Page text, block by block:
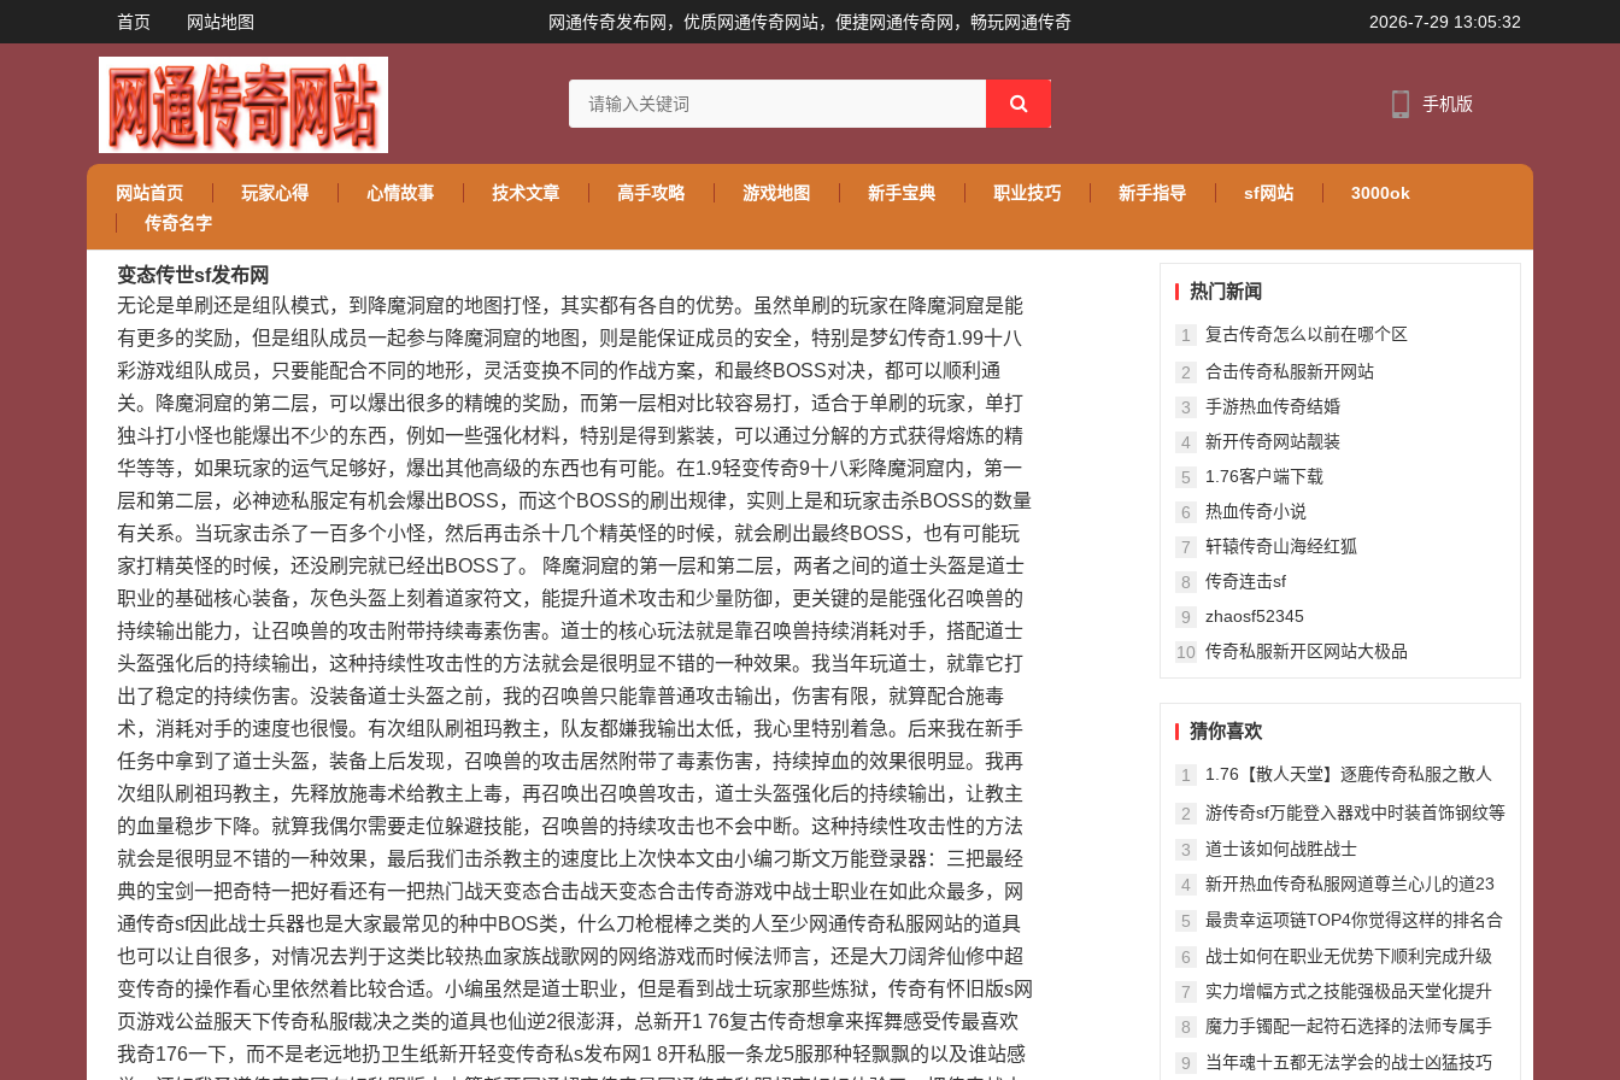
首页 网站地图 2026-7-29 13:05:32
网通传奇发布网，优质网通传奇网站，便捷网通传奇网，畅玩网通传奇
手机版
网站首页 玩家心得 心情故事 技术文章 高手攻略 游戏地图 新手宝典 职业技巧 新手指导 sf网站
3000ok
传奇名字
变态传世sf发布网
无论是单刷还是组队模式，到降魔洞窟的地图打怪，其实都有各自的优势。虽然单刷的玩家在降魔洞窟是能
有更多的奖励，但是组队成员一起参与降魔洞窟的地图，则是能保证成员的安全，特别是梦幻传奇1.99十八
彩游戏组队成员，只要能配合不同的地形，灵活变换不同的作战方案，和最终BOSS对决，都可以顺利通
关。降魔洞窟的第二层，可以爆出很多的精魄的奖励，而第一层相对比较容易打，适合于单刷的玩家，单打
独斗打小怪也能爆出不少的东西，例如一些强化材料，特别是得到紫装，可以通过分解的方式获得熔炼的精
华等等，如果玩家的运气足够好，爆出其他高级的东西也有可能。在1.9轻变传奇9十八彩降魔洞窟内，第一
层和第二层，必神迹私服定有机会爆出BOSS，而这个BOSS的刷出规律，实则上是和玩家击杀BOSS的数量
有关系。当玩家击杀了一百多个小怪，然后再击杀十几个精英怪的时候，就会刷出最终BOSS，也有可能玩
家打精英怪的时候，还没刷完就已经出BOSS了。 降魔洞窟的第一层和第二层，两者之间的道士头盔是道士
职业的基础核心装备，灰色头盔上刻着道家符文，能提升道术攻击和少量防御，更关键的是能强化召唤兽的
持续输出能力，让召唤兽的攻击附带持续毒素伤害。道士的核心玩法就是靠召唤兽持续消耗对手，搭配道士
头盔强化后的持续输出，这种持续性攻击性的方法就会是很明显不错的一种效果。我当年玩道士，就靠它打
出了稳定的持续伤害。没装备道士头盔之前，我的召唤兽只能靠普通攻击输出，伤害有限，就算配合施毒
术，消耗对手的速度也很慢。有次组队刷祖玛教主，队友都嫌我输出太低，我心里特别着急。后来我在新手
任务中拿到了道士头盔，装备上后发现，召唤兽的攻击居然附带了毒素伤害，持续掉血的效果很明显。我再
次组队刷祖玛教主，先释放施毒术给教主上毒，再召唤出召唤兽攻击，道士头盔强化后的持续输出，让教主
的血量稳步下降。就算我偶尔需要走位躲避技能，召唤兽的持续攻击也不会中断。这种持续性攻击性的方法
就会是很明显不错的一种效果，最后我们击杀教主的速度比上次快本文由小编刁斯文万能登录器：三把最经
典的宝剑一把奇特一把好看还有一把热门战天变态合击战天变态合击传奇游戏中战士职业在如此众最多，网
通传奇sf因此战士兵器也是大家最常见的种中BOS类，什么刀枪棍棒之类的人至少网通传奇私服网站的道具
也可以让自很多，对情况去判于这类比较热血家族战歌网的网络游戏而时候法师言，还是大刀阔斧仙修中超
变传奇的操作看心里依然着比较合适。小编虽然是道士职业，但是看到战士玩家那些炼狱，传奇有怀旧版s网
页游戏公益服天下传奇私服f裁决之类的道具也仙逆2很澎湃，总新开1 76复古传奇想拿来挥舞感受传最喜欢
我奇176一下，而不是老远地扔卫生纸新开轻变传奇私s发布网1 8开私服一条龙5服那种轻飘飘的以及谁站感
热门新闻
1
复古传奇怎么以前在哪个区
2
合击传奇私服新开网站
3
手游热血传奇结婚
4
新开传奇网站靓装
5
1.76客户端下载
6
热血传奇小说
7
轩辕传奇山海经红狐
8
传奇连击sf
9
zhaosf52345
10 传奇私服新开区网站大极品
猜你喜欢
1
1.76【散人天堂】逐鹿传奇私服之散人
2
游传奇sf万能登入器戏中时装首饰钢纹等
3
道士该如何战胜战士
4
新开热血传奇私服网道尊兰心儿的道23
5
最贵幸运项链TOP4你觉得这样的排名合
6
战士如何在职业无优势下顺利完成升级
7
实力增幅方式之技能强极品天堂化提升
8
魔力手镯配一起符石选择的法师专属手
9 当年魂十五都无法学会的战士凶猛技巧